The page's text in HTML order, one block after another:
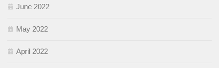
June 2022
May 2022
April 2022